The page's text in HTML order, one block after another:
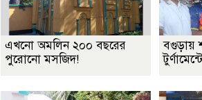
এখনো অমলিন ২০০ বছরের
পুরোনো মসজিদ!
বগুড়ায়